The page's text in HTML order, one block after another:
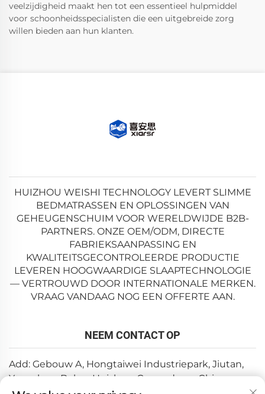
veelzijdigheid maakt hen tot een essentieel hulpmiddel
voor schoonheidsspecialisten die een uitgebreide zorg
willen bieden aan hun klanten.
HUIZHOU WEISHI TECHNOLOGY LEVERT SLIMME
BEDMATRASSEN EN OPLOSSINGEN VAN
GEHEUGENSCHUIM VOOR WERELDWIJDE B2B-
PARTNERS. ONZE OEM/ODM, DIRECTE
FABRIEKSAANPASSING EN
KWALITEITSGECONTROLEERDE PRODUCTIE
LEVEREN HOOGWAARDIGE SLAAPTECHNOLOGIE
— VERTROUWD DOOR INTERNATIONALE MERKEN.
VRAAG VANDAAG NOG EEN OFFERTE AAN.
NEEM CONTACT OP
Add: Gebouw A, Hongtaiwei Industriepark, Jiutan,
Yuanzhou, Boluo, Huizhou, Guangdong, China